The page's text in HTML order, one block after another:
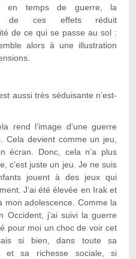
en temps de guerre, la
de ces effets réduit
de ce qui se passe au sol :
alors à une illustration
aussi très séduisante n’est-
rend l’image d’une guerre
Cela devient comme un jeu,
écran. Donc, cela n’a plus
c’est juste un jeu. Je ne suis
jouent à des jeux qui
J’ai été élevée en Irak et
mon adolescence. Comme la
Occident, j’ai suivi la guerre
pour moi un choc de voir cet
si bien, dans toute sa
et sa richesse sociale, si